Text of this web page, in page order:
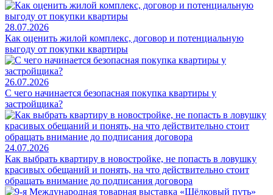
28.07.2026
Как оценить жилой комплекс, договор и потенциальную
выгоду от покупки квартиры
26.07.2026
С чего начинается безопасная покупка квартиры у
застройщика?
24.07.2026
Как выбрать квартиру в новостройке, не попасть в ловушку
красивых обещаний и понять, на что действительно стоит
обращать внимание до подписания договора